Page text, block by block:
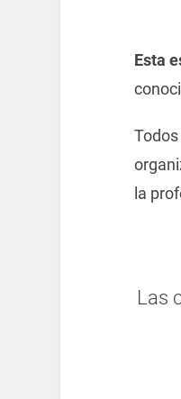
Esta
la
Las